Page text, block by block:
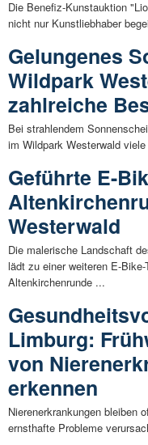
Die Benefiz-Kunstauktion
nicht nur Kunstliebhaber
Gelungenes
Wildpark
zahlreiche
Bei strahlendem
im Wildpark Westerwald
Geführte E-
Westerwald
Die malerische Landschaft
lädt zu einer weiteren E-Bike-
Altenkirchenrunde ...
Limburg:
von
erkennen
Nierenerkrankungen bleiben
ernsthafte Probleme